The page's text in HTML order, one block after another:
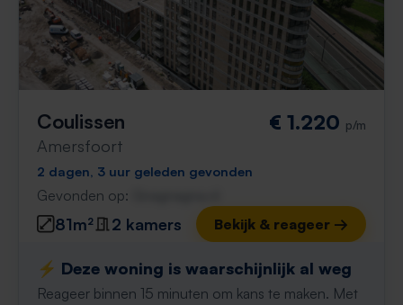
Coulissen
Amersfoort
€ 1.220 p/m
2 dagen, 3 uur geleden gevonden
Gevonden op:
81m² 2 kamers Bekijk & reageer →
⚡️ Deze woning is waarschijnlijk al weg
Reageer binnen 15 minuten om kans te maken. Met